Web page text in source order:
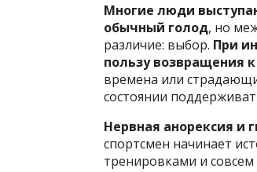
Многие люди
обычный голод, но
различие: выбор. При
пользу возвращения
времена или
состоянии
Нервная анорексия и
спортсмен начинает
тренировками и